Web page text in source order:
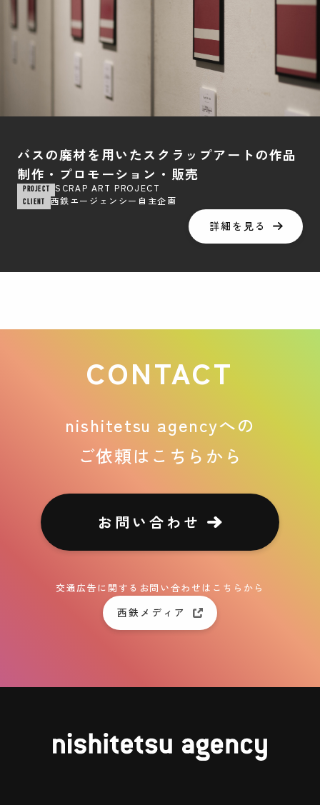
バスの廃材を用いたスクラップアートの作品
制作・プロモーション・販売
PROJECT SCRAP ART PROJECT
CLIENT 西鉄エージェンシー自主企画
詳細を見る
CONTACT
nishitetsu agencyへの
ご依頼はこちらから
お問い合わせ
交通広告に関するお問い合わせはこちらから
西鉄メディア